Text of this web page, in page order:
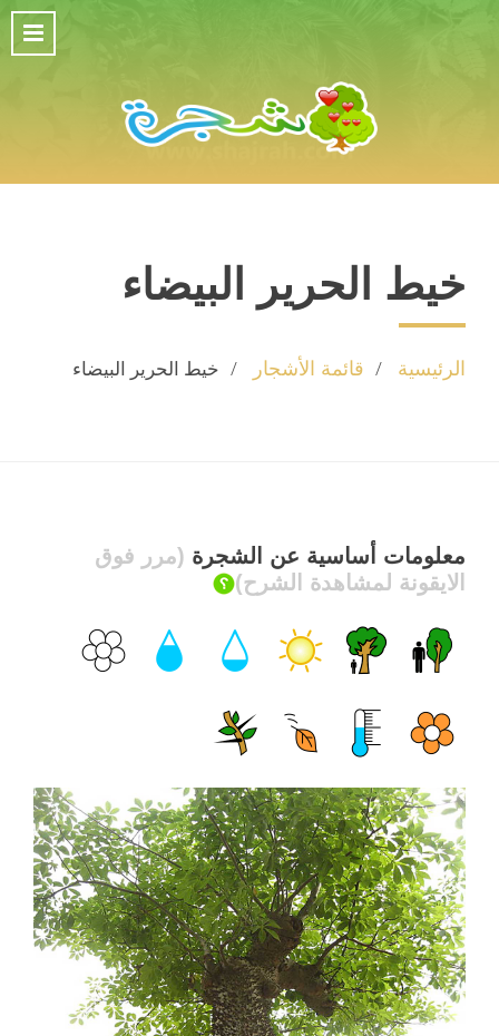
خيط الحرير البيضاء
الرئيسية قائمة الأشجار خيط الحرير البيضاء
معلومات أساسية عن الشجرة (مرر فوق
الايقونة لمشاهدة الشرح)